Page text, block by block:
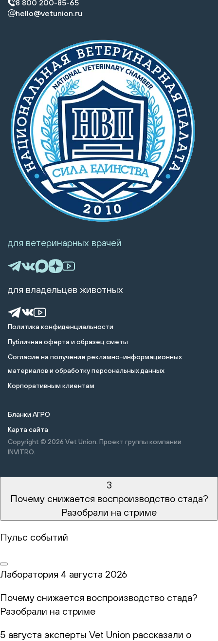
8 800 200-85-65
hello@vetunion.ru
Политика конфиденциальности
Публичная оферта и образец сметы
Cогласие на получение рекламно-информационных
материалов и обработку персональных данных
Корпоративным клиентам
Бланки АГРО
Карта сайта
Copyright © 2026 Vet Union. Проект группы компании
INVITRO.
для ветеринарных врачей
для владельцев животных
3
Почему снижается воспроизводство стада?
Разобрали на стриме
Пульс событий
Лаборатория 4 августа 2026
Почему снижается воспроизводство стада?
Разобрали на стриме
5 августа эксперты Vet Union рассказали о